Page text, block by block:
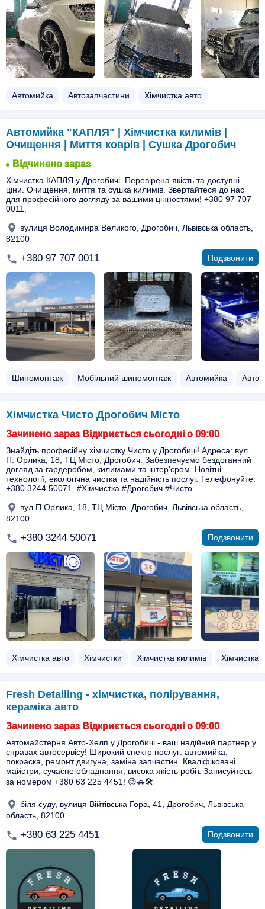
Автомийка Автозапчастини Хімчистка авто
Автомийка "КАПЛЯ" | Хімчистка килимів |
Очищення | Миття коврів | Сушка Дрогобич
Відчинено зараз
Хімчистка КАПЛЯ у Дрогобичі. Перевірена якість та доступні
ціни. Очищення, миття та сушка килимів. Звертайтеся до нас
для професійного догляду за вашими цінностями! +380 97 707
0011.
вулиця Володимира Великого, Дрогобич, Львівська область,
82100
+380 97 707 0011 Подзвонити
Шиномонтаж Мобільний шиномонтаж Автомийка
Хімчистка Чисто Дрогобич Місто
Зачинено зараз Відкриється сьогодні о 09:00
Знайдіть професійну хімчистку Чисто у Дрогобичі! Адреса: вул.
П. Орлика, 18, ТЦ Місто, Дрогобич. Забезпечуємо бездоганний
догляд за гардеробом, килимами та інтер'єром. Новітні
технології, екологічна чистка та надійність послуг. Телефонуйте:
+380 3244 50071. #Хімчистка #Дрогобич #Чисто
вул.П.Орлика, 18, ТЦ Місто, Дрогобич, Львівська область,
82100
+380 3244 50071 Подзвонити
Хімчистка авто Хімчистки Хімчистка килимів Хімчистка
Fresh Detailing - хімчистка, полірування,
кераміка авто
Зачинено зараз Відкриється сьогодні о 09:00
Автомайстерня Авто-Хелп у Дрогобичі - ваш надійний партнер у
справах автосервісу! Широкий спектр послуг: автомийка,
покраска, ремонт двигуна, заміна запчастин. Кваліфіковані
майстри, сучасне обладнання, висока якість робіт. Записуйтесь
за номером +380 63 225 4451! 😉🚗🛠️
біля суду, вулиця Війтівська Гора, 41, Дрогобич, Львівська
область, 82100
+380 63 225 4451 Подзвонити